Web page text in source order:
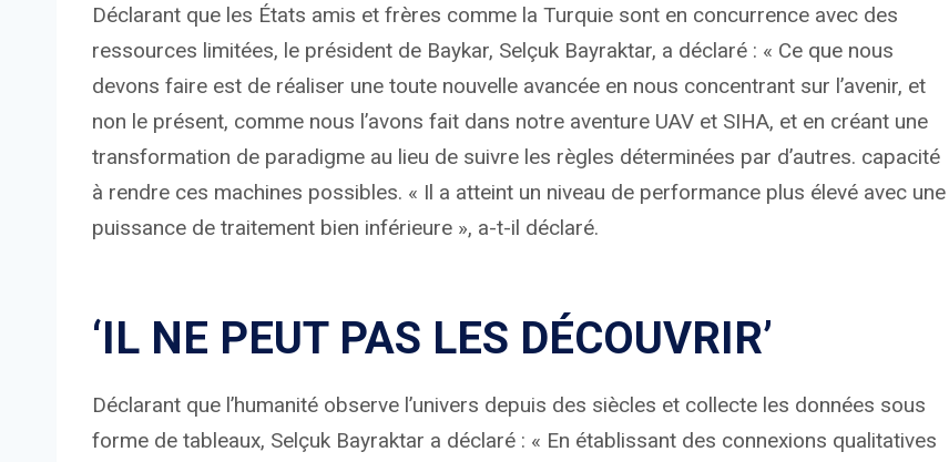
Déclarant que les États amis et frères comme la Turquie sont en concurrence avec des
ressources limitées, le président de Baykar, Selçuk Bayraktar, a déclaré : « Ce que nous
devons faire est de réaliser une toute nouvelle avancée en nous concentrant sur l’avenir, et
non le présent, comme nous l’avons fait dans notre aventure UAV et SIHA, et en créant une
transformation de paradigme au lieu de suivre les règles déterminées par d’autres. capacité
à rendre ces machines possibles. « Il a atteint un niveau de performance plus élevé avec une
puissance de traitement bien inférieure », a-t-il déclaré.
‘IL NE PEUT PAS LES DÉCOUVRIR’
Déclarant que l’humanité observe l’univers depuis des siècles et collecte les données sous
forme de tableaux, Selçuk Bayraktar a déclaré : « En établissant des connexions qualitatives